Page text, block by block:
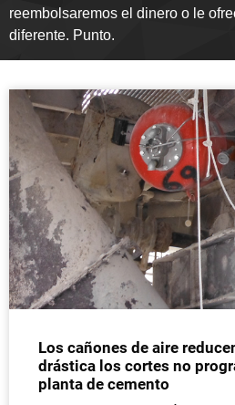
reembolsaremos el dinero o le
diferente. Punto.
Los cañones de aire
drástica los cortes no
planta de cemento